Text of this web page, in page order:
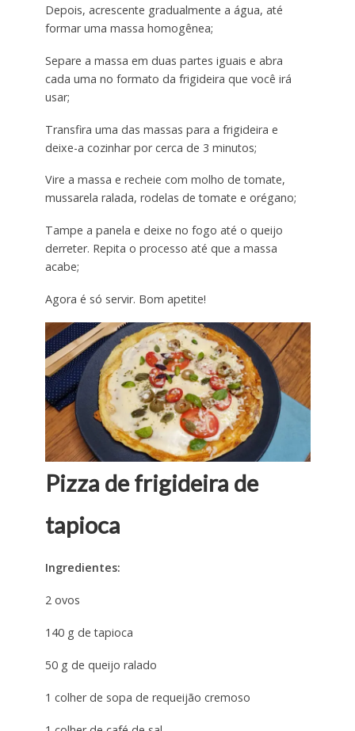
Depois, acrescente gradualmente a água, até
formar uma massa homogênea;
Separe a massa em duas partes iguais e abra
cada uma no formato da frigideira que você irá
usar;
Transfira uma das massas para a frigideira e
deixe-a cozinhar por cerca de 3 minutos;
Vire a massa e recheie com molho de tomate,
mussarela ralada, rodelas de tomate e orégano;
Tampe a panela e deixe no fogo até o queijo
derreter. Repita o processo até que a massa
acabe;
Agora é só servir. Bom apetite!
Pizza de frigideira de
tapioca
Ingredientes:
2 ovos
140 g de tapioca
50 g de queijo ralado
1 colher de sopa de requeijão cremoso